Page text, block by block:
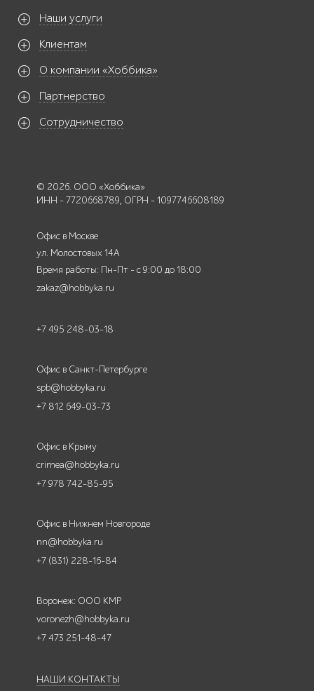
Наши услуги
Клиентам
О компании «Хоббика»
Партнерство
Сотрудничество
© 2026. ООО «Хоббика»
ИНН - 7720668789, ОГРН - 1097746608189
Офис в Москве
ул. Молостовых 14А
Время работы: Пн-Пт - с 9:00 до 18:00
zakaz@hobbyka.ru
+7 495 248-03-18
Офис в Санкт-Петербурге
spb@hobbyka.ru
+7 812 649-03-73
Офис в Крыму
crimea@hobbyka.ru
+7 978 742-85-95
Офис в Нижнем Новгороде
nn@hobbyka.ru
+7 (831) 228-16-84
Воронеж: ООО КМР
voronezh@hobbyka.ru
+7 473 251-48-47
НАШИ КОНТАКТЫ